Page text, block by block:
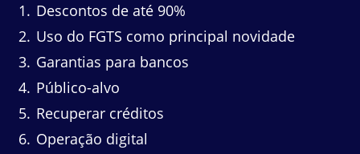
1
Descontos de até 90%
2 Uso do FGTS como principal novidade
3 Garantias para bancos
4 Público-alvo
5 Recuperar créditos
6 Operação digital